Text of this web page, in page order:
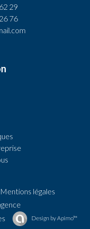
29
76
Mentions légales
Design byApimo™